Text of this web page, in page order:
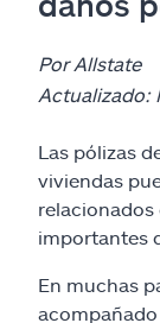
ir
Seguros y más
Recursos
Reclamos
Por Allstate
Actualizado:
Las pólizas
viviendas
relacionados
importantes
En muchas